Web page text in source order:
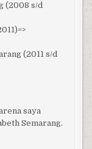
(2008 s/d
(2011 s/d
saya
Semarang.